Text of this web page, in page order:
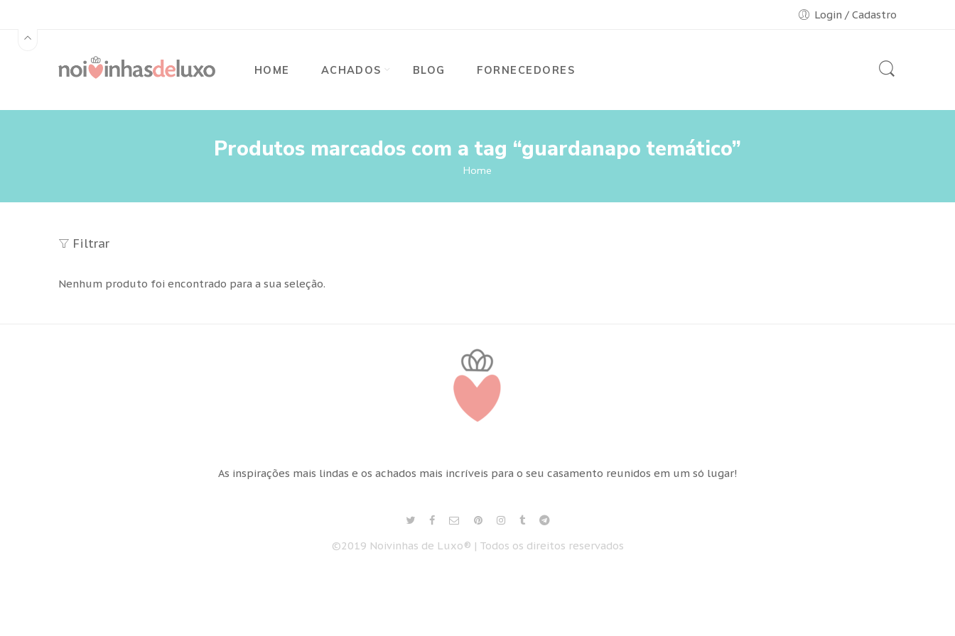
Login / Cadastro
HOME ACHADOS BLOG FORNECEDORES
Produtos marcados com a tag “guardanapo temático”
Home
Filtrar
Nenhum produto foi encontrado para a sua seleção.
As inspirações mais lindas e os achados mais incríveis para o seu casamento reunidos em um só lugar!
©2019 Noivinhas de Luxo® | Todos os direitos reservados